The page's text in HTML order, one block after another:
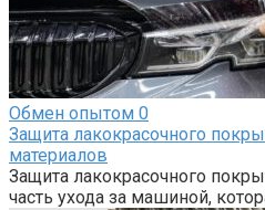
Обмен опытом 0
Защита лакокрасочного
материалов
Защита лакокрасочного
часть ухода за машиной,